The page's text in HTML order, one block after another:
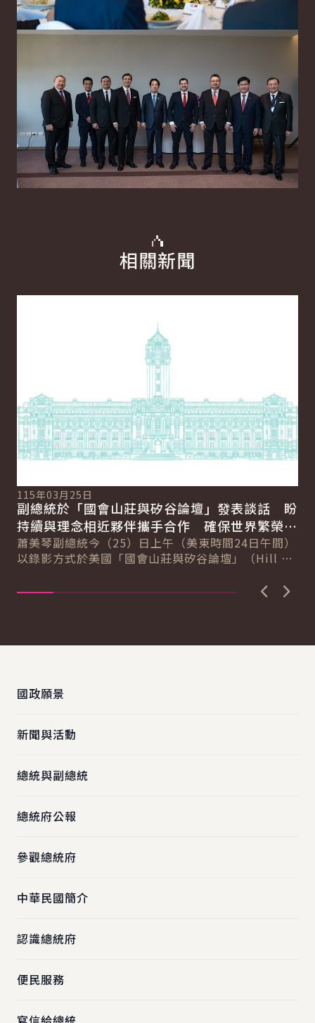
相關新聞
115年03月25日
副總統於「國會山莊與矽谷論壇」發表談話 盼
持續與理念相近夥伴攜手合作 確保世界繁榮與
自由
蕭美琴副總統今（25）日上午（美東時間24日午間）
以錄影方式於美國「國會山莊與矽谷論壇」（Hill &
國政願景
新聞與活動
總統與副總統
總統府公報
參觀總統府
中華民國簡介
認識總統府
便民服務